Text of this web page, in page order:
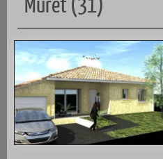
Muret (31)